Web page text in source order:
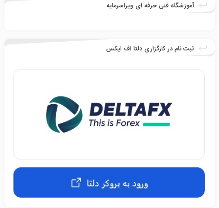
آموزشگاه فنی حرفه ای ویراسرمایه
ثبت نام در کارگزاری دلتا اف ایکس